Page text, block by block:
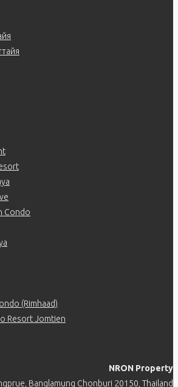
Condo
(Rimhaad)
Resort Jomtien
NRON Property
Banglamung Chonburi 20150, Thailand